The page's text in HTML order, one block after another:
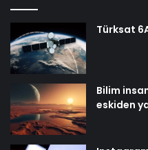
Türksat
Bilim
eskiden